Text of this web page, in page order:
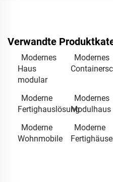
Verwandte
Modernes
Haus
modular
Modernes
Moderne
Fertighauslösung
Modernes
Modulhaus
Moderne
Wohnmobile
Moderne